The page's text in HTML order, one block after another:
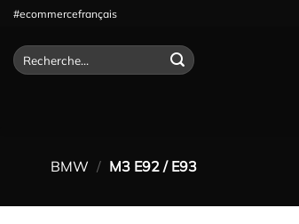
Passer
contenu
#ecommercefrançais
Recherche
pour :
BMW / M3 E92 / E93